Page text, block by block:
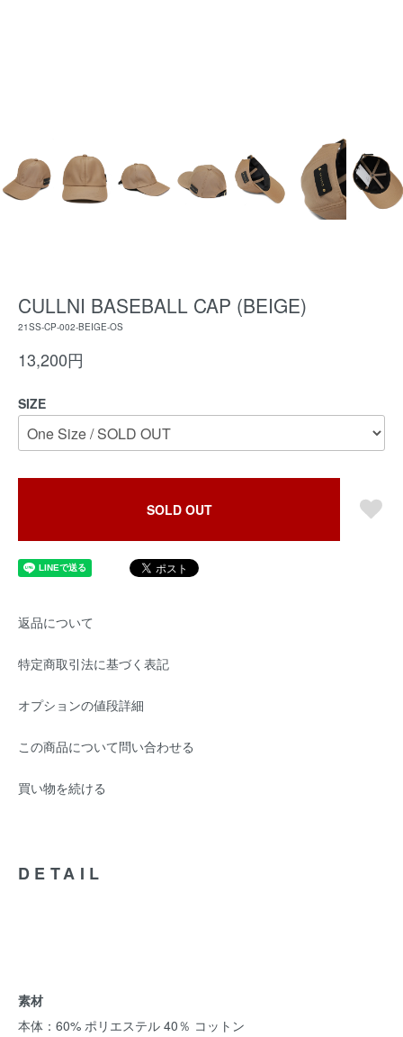
CULLNI BASEBALL CAP (BEIGE)
21SS-CP-002-BEIGE-OS
13,200円
SIZE
SOLD OUT
返品について
特定商取引法に基づく表記
オプションの値段詳細
この商品について問い合わせる
買い物を続ける
DETAIL
素材
本体：60% ポリエステル 40％ コットン